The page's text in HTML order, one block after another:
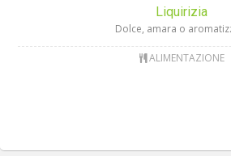
Liquirizia
Dolce, amara o
ALIMENTAZIONE